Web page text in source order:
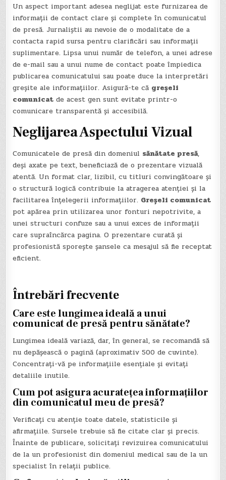
Un aspect important adesea neglijat este furnizarea de
informații de contact clare și complete în comunicatul
de presă. Jurnaliștii au nevoie de o modalitate de a
contacta rapid sursa pentru clarificări sau informații
suplimentare. Lipsa unui număr de telefon, a unei adrese
de e-mail sau a unui nume de contact poate împiedica
publicarea comunicatului sau poate duce la interpretări
greșite ale informațiilor. Asigură-te că greșeli
comunicat de acest gen sunt evitate printr-o
comunicare transparentă și accesibilă.
Neglijarea Aspectului Vizual
Comunicatele de presă din domeniul sănătate presă,
deși axate pe text, beneficiază de o prezentare vizuală
atentă. Un format clar, lizibil, cu titluri convingătoare și
o structură logică contribuie la atragerea atenției și la
facilitarea înțelegerii informațiilor. Greșeli comunicat
pot apărea prin utilizarea unor fonturi nepotrivite, a
unei structuri confuze sau a unui exces de informații
care supraîncărca pagina. O prezentare curată și
profesionistă sporește șansele ca mesajul să fie receptat
eficient.
Întrebări frecvente
Care este lungimea ideală a unui
comunicat de presă pentru sănătate?
Lungimea ideală variază, dar, în general, se recomandă să
nu depășească o pagină (aproximativ 500 de cuvinte).
Concentrați-vă pe informațiile esențiale și evitați
detaliile inutile.
Cum pot asigura acuratețea informațiilor
din comunicatul meu de presă?
Verificați cu atenție toate datele, statisticile și
afirmațiile. Sursele trebuie să fie citate clar și precis.
Înainte de publicare, solicitați revizuirea comunicatului
de la un profesionist din domeniul medical sau de la un
specialist în relații publice.